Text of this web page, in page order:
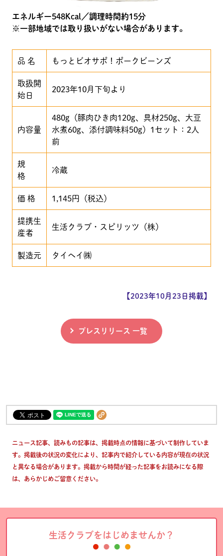
エネルギー548Kcal／調理時間約15分
※一部地域では取り扱いがない場合があります。
品 名 もっとビオサポ！ポークビーンズ
取扱開
始日
2023年10月下旬より
内容量
480g（豚肉ひき肉120g、具材250g、大豆
水煮60g、添付調味料50g）1セット：2人
前
規
格
冷蔵
価 格 1,145円（税込）
提携生
産者
生活クラブ・スピリッツ（株）
製造元 タイヘイ㈱
【2023年10月23日掲載】
プレスリリース 一覧
ニュース記事、読みもの記事は、掲載時点の情報に基づいて制作していま
す。掲載後の状況の変化により、記事内で紹介している内容が現在の状況
と異なる場合があります。掲載から時間が経った記事をお読みになる際
は、あらかじめご留意ください。
生活クラブをはじめませんか？